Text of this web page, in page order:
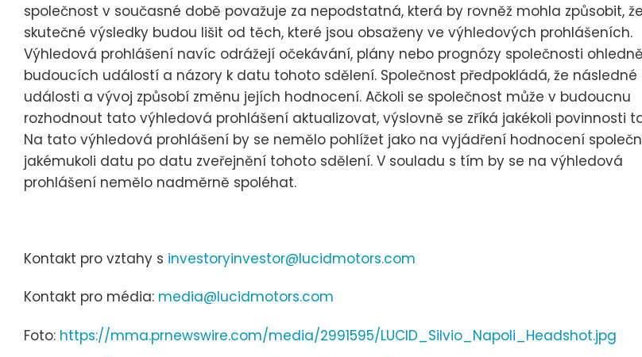
společnost v současné době považuje za nepodstatná, která by rovněž mohla způsobit,
skutečné výsledky budou lišit od těch, které jsou obsaženy ve výhledových prohlášeních.
Výhledová prohlášení navíc odrážejí očekávání, plány nebo prognózy společnosti ohledně
budoucích událostí a názory k datu tohoto sdělení. Společnost předpokládá, že následné
události a vývoj způsobí změnu jejích hodnocení. Ačkoli se společnost může v budoucnu
rozhodnout tato výhledová prohlášení aktualizovat, výslovně se zříká jakékoli povinnosti
Na tato výhledová prohlášení by se nemělo pohlížet jako na vyjádření hodnocení
jakémukoli datu po datu zveřejnění tohoto sdělení. V souladu s tím by se na výhledová
prohlášení nemělo nadměrně spoléhat.
Kontakt pro vztahy s investoryinvestor@lucidmotors.com
Kontakt pro média: media@lucidmotors.com
Foto: https://mma.prnewswire.com/media/2991595/LUCID_Silvio_Napoli_Headshot.jpg